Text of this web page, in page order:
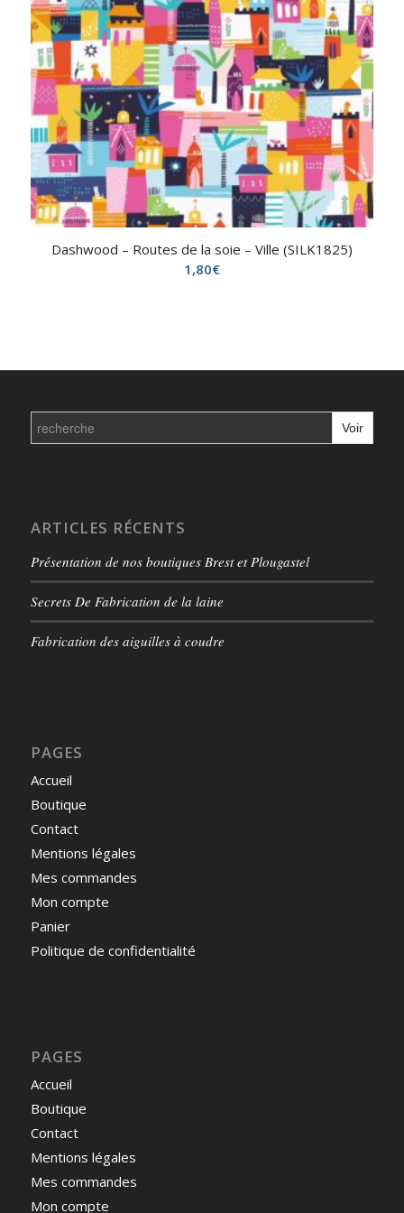
Dashwood – Routes de la soie – Ville (SILK1825)
1,80€
Search
for:
ARTICLES RÉCENTS
Présentation de nos boutiques Brest et Plougastel
Secrets De Fabrication de la laine
Fabrication des aiguilles à coudre
PAGES
Accueil
Boutique
Contact
Mentions légales
Mes commandes
Mon compte
Panier
Politique de confidentialité
PAGES
Accueil
Boutique
Contact
Mentions légales
Mes commandes
Mon compte